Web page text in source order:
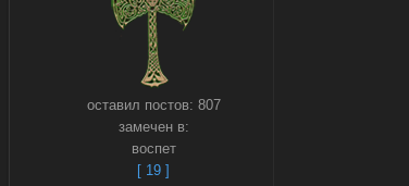
оставил постов: 807
замечен в:
воспет
[ 19 ]